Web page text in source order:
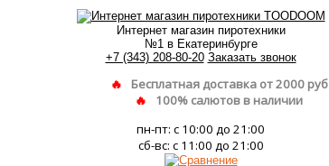
Интернет магазин пиротехники
№1 в Екатеринбурге
+7 (343) 208-80-20 Заказать звонок
Бесплатная доставка от 2000 руб
100% салютов в наличии
пн-пт: с 10:00 до 21:00
сб-вс: с 11:00 до 21:00